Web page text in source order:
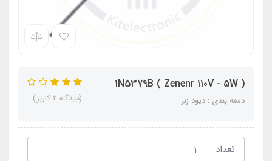
1N5379B ( Zenenr 110V - 5W )
دسته بندی : دیود زنر (دیدگاه 2 کاربر)
تعداد